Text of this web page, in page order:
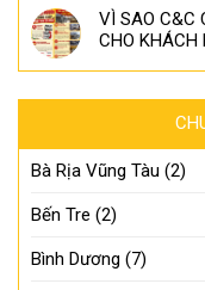
VÌ SAO C&C
CHO KHÁCH
Bà Rịa Vũng Tàu (2)
Bến Tre (2)
Bình Dương (7)